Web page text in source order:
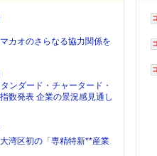
カオのさらなる協力関係を
ンダード・チャータード・
数発表 企業の景況感見通し
大湾区初の「専精特新**産業